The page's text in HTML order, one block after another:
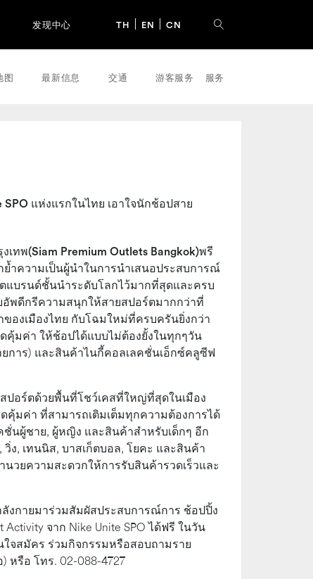
发现中心 TH EN CN
图 最新信息 交通 游客服务 服务
SPO แห่งแรกในไทย เอาใจนักช้อปสาย
เทพ(Siam Premium Outlets Bangkok)พรี
ย้ำความเป็นผู้นำในการนำเสนอประสบการณ์
แบรนด์ชั้นนำระดับโลกไว้มากที่สุดและครบ
พดีกรีความสนุกให้สายสปอร์ตมากกว่าที่
กของเมืองไทย กับโฉมใหม่ที่ครบครันยิ่งกว่า
คุ้มค่า ให้ช้อปได้แบบไม่ต้องยั้งในทุกๆวัน
การ) และสินค้าไนกี้คอลเลคชั่นเอ็กซ์คลูซีฟ
สปอร์ตด้วยพื้นที่โชว์เคสที่ใหญ่ที่สุดในเมือง
คุ้มค่า ที่สามารถเติมเต็มทุกความต้องการได้
นผู้ชาย, ผู้หญิง และสินค้าสำหรับเด็กๆ อีก
ง, เทนนิส, บาสเก็ตบอล, โยคะ และสินค้า
นวยความสะดวกให้การรับสินค้ารวดเร็วและ
ลังกายมาร่วมสัมผัสประสบการณ์การ ช้อปปิ้ง
จาก Nike Unite SPO ได้ฟรี ในวัน
ใจสมัคร ร่วมกิจกรรมหรือสอบถามราย
) หรือ โทร. 02-088-4727